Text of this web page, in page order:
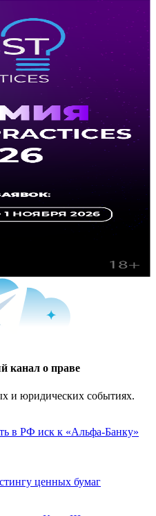
канал о праве
и юридических событиях.
в РФ иск к «Альфа-Банку»
ценных бумаг